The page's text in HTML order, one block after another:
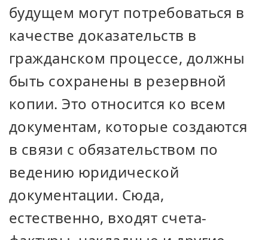
будущем могут потребоваться в
качестве доказательств в
гражданском процессе, должны
быть сохранены в резервной
копии. Это относится ко всем
документам, которые создаются
в связи с обязательством по
ведению юридической
документации. Сюда,
естественно, входят счета-